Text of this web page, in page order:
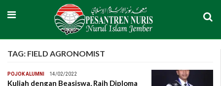
TAG: FIELD AGRONOMIST
POJOK ALUMNI 14/02/2022
Kuliah dengan Beasiswa, Raih Diploma